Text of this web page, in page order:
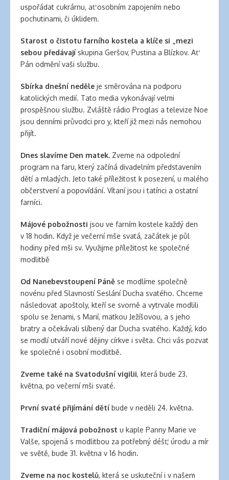
natural
clothing
uspořádat cukrárnu, ať osobním zapojením nebo
pochutinami, či úklidem.
Starost o čistotu farního kostela a klíče si „mezi
sebou předávajískupina Geršov, Pustina a Blízkov. Ať
Pán odmění vaši službu.
Sbírka dnešní neděle je směrována na podporu
katolických medií. Tato media vykonávají velmi
prospěšnou službu. Zvláště rádio Proglas a televize Noe
jsou denními průvodci pro y, kteří již mezi nás nemohou
přijít.
Dnes slavíme Den matek. Zveme na odpolední
program na faru, který začíná divadelním představením
dětí a mladých. Jeto také příležitost k posezení, u malého
občerstvení a popovídání. Vítaní jsou i tatínci a ostatní
farníci.
Májové pobožnosti jsou ve farním kostele každý den
v 18 hodin. Když je večerní mše svatá, začátek je půl
hodiny před mši sv. Využijme příležitost ke společné
modlitbě
Od Nanebevstoupení Páně se modlíme společně
novénu před Slavností Seslání Ducha svatého. Chceme
následovat apoštoly, kteří se svorně a vytrvale modlili
spolu se ženami, s Marií, matkou Ježíšovou, a s jeho
bratry a očekávali slíbený dar Ducha svatého. Každý, kdo
se modlí utváří nové dějiny církve i světa. Chci vás pozvat
ke společné i osobní modlitbě.
Zveme také na Svatodušní vigilii, která bude 23.
května, po večerní mši svaté.
První svaté přijímání dětíbude v neděli 24. května.
Tradiční májová pobožnost u kaple Panny Marie ve
Valše, spojená s modlitbou za potřebný déšť, úrodu a mír
ve světě, bude 31. května v 16 hodin.
Zveme na noc kostelů, která se uskuteční i v našem